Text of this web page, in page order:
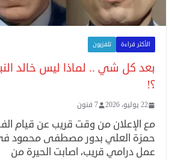
الأكثر قراءة تلفزيون
بعد كل شي .. لماذا ليس خالد
؟!
22 يوليو، 2026 7 فنون
مع الإعلان من وقت قريب عن قيام
حمزة العلي بدور مصطفى محمود
عمل درامي قريب، اصابت الحيرة من